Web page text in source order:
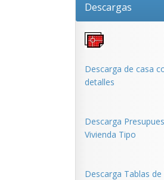
Descargas
Descarga de casa
detalles
Descarga
Vivienda Tipo
Descarga Tablas